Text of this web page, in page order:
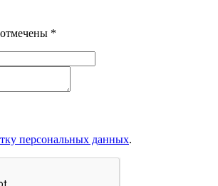
*
персональных данных.